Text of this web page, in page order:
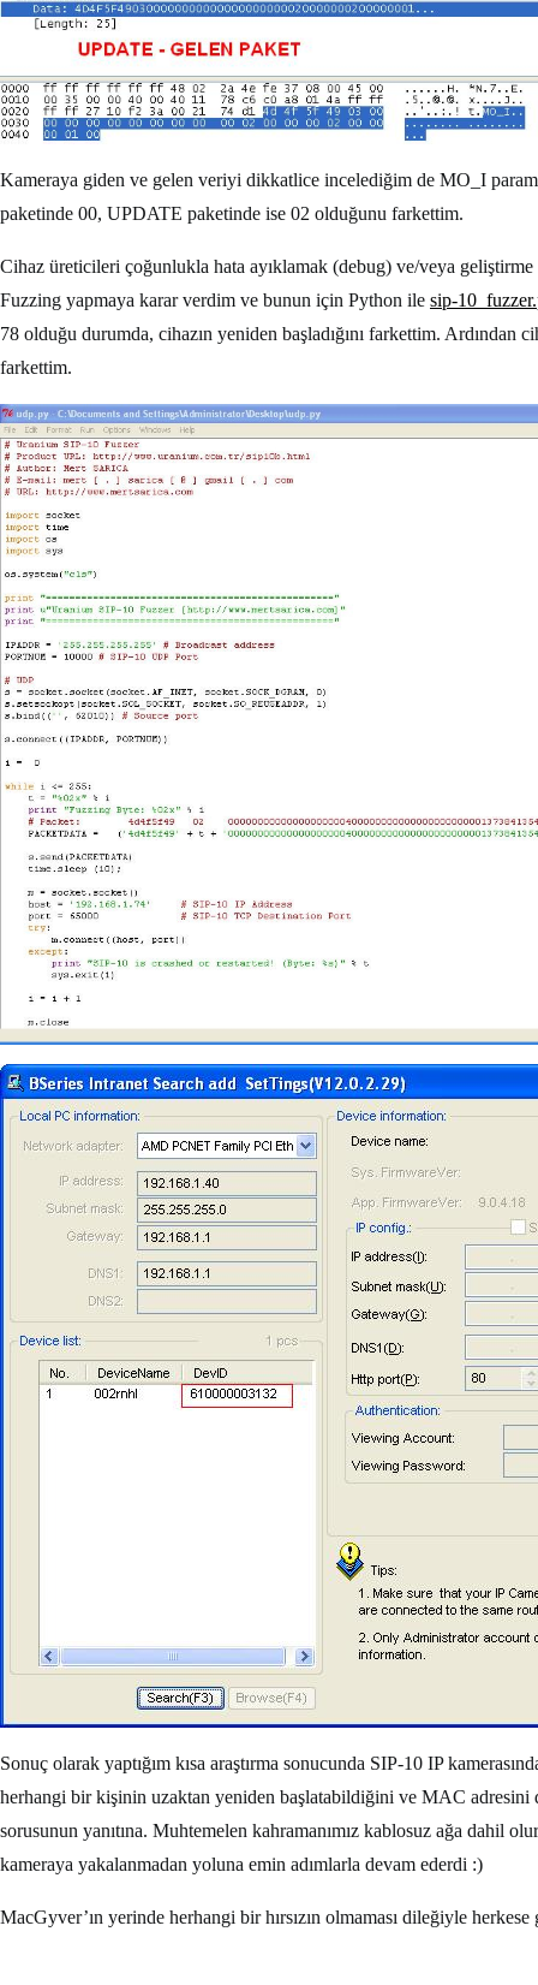
Kameraya giden ve gelen veriyi dikkatlice incelediğim de MO_I
paketinde 00, UPDATE paketinde ise 02 olduğunu farkettim.
Cihaz üreticileri çoğunlukla hata ayıklamak (debug) ve/veya
Fuzzing yapmaya karar verdim ve bunun için Python ile sip-
78 olduğu durumda, cihazın yeniden başladığını farkettim.
farkettim.
Sonuç olarak yaptığım kısa araştırma sonucunda SIP-10 IP
herhangi bir kişinin uzaktan yeniden başlatabildiğini ve MAC
sorusunun yanıtına. Muhtemelen kahramanımız kablosuz ağa dahil
kameraya yakalanmadan yoluna emin adımlarla devam ederdi :)
MacGyver’ın yerinde herhangi bir hırsızın olmaması dileğiyle